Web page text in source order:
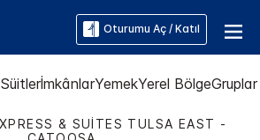
Oturumu Aç / Katıl
İmkânlarYemekYerel Bölge
& SUITES TULSA EAST -